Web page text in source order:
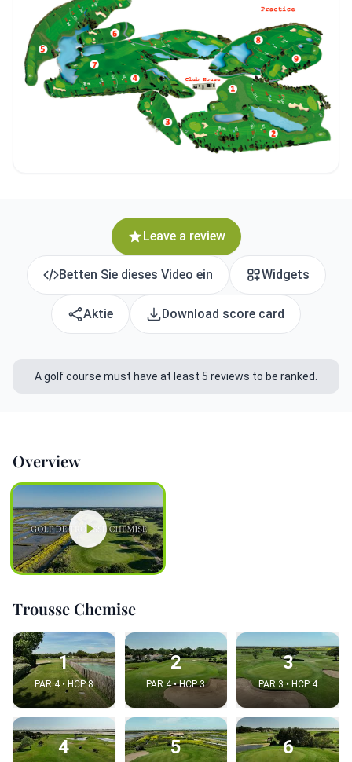
Leave a review
Betten Sie dieses Video ein Widgets
Aktie Download score card
A golf course must have at least 5 reviews to be ranked.
Overview
Trousse Chemise
1
PAR 4 • HCP 8
2
PAR 4 • HCP 3
3
PAR 3 • HCP 4
4 5 6